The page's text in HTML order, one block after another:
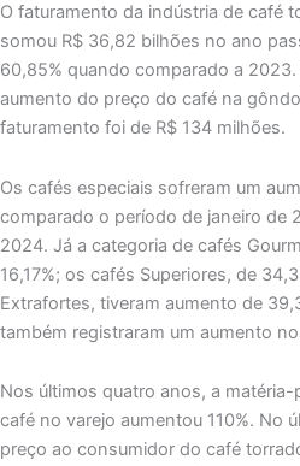
O faturamento da indústria de café
somou R$ 36,82 bilhões no ano
60,85% quando comparado a
aumento do preço do café na
faturamento foi de R$ 134 milhões.
Os cafés especiais sofreram um
comparado o período de janeiro de
2024. Já a categoria de cafés
16,17%; os cafés Superiores, de
Extrafortes, tiveram aumento de
também registraram um aumento
Nos últimos quatro anos, a
café no varejo aumentou 110%. No
preço ao consumidor do café